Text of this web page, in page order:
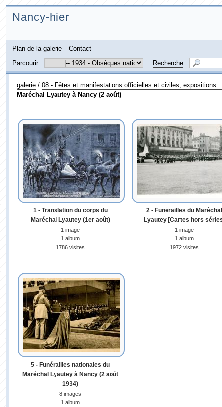
Nancy-hier
Plan de la galerie
Contact
Parcourir :
Recherche:
galerie/ 08 - Fêtes et manifestations officielles et civiles, expositions...
Maréchal Lyautey à Nancy (2 août)
1 - Translation du corps du
Maréchal Lyautey (1er août)
1 image
1 album
1786 visites
2 - Funérailles du Maréchal
Lyautey [Cartes hors
1 image
1 album
1972 visites
5 - Funérailles nationales du
Maréchal Lyautey à Nancy (2 août
1934)
8 images
1 album